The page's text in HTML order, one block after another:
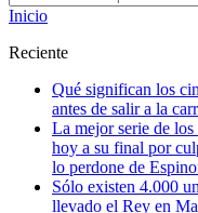
Inicio
Reciente
Qué significan los
antes de salir a la
La mejor serie de los
hoy a su final por
lo perdone de
Sólo existen 4.000
llevado el Rey en